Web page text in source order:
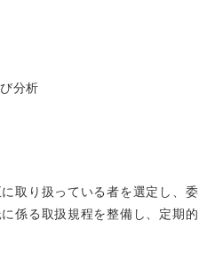
分析
取り扱っている者を選定し、委
係る取扱規程を整備し、定期的